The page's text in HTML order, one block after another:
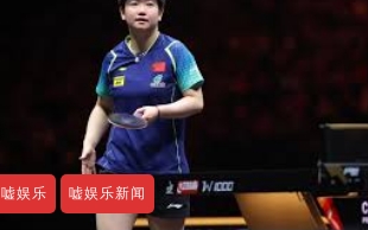
嘘娱乐 嘘娱乐新闻